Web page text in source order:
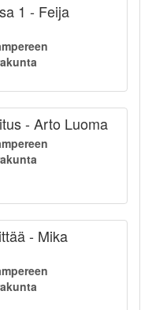
1 - Feija
- Arto Luoma
- Mika